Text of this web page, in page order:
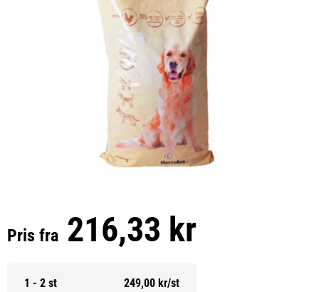
Pris fra 216,33 kr
1 - 2 st
249,00 kr/st